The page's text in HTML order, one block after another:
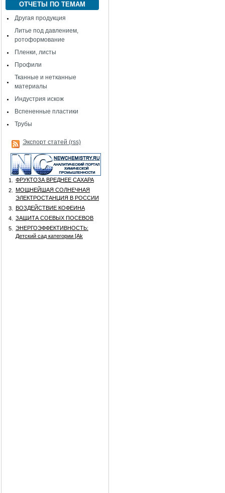
ОТЧЕТЫ ПО ТЕМАМ
Другая продукция
Литье под давлением,
ротоформование
Пленки, листы
Профили
Тканные и нетканные
материалы
Индустрия искож
Вспененные пластики
Трубы
Экспорт статей (rss)
1.
ФРУКТОЗА ВРЕДНЕЕ САХАРА
2.
МОЩНЕЙШАЯ СОЛНЕЧНАЯ
ЭЛЕКТРОСТАНЦИЯ В РОССИИ
3.
ВОЗДЕЙСТВИЕ КОФЕИНА
4.
ЗАЩИТА СОЕВЫХ ПОСЕВОВ
5.
ЭНЕРГОЭФФЕКТИВНОСТЬ:
Детский сад категории [Аk